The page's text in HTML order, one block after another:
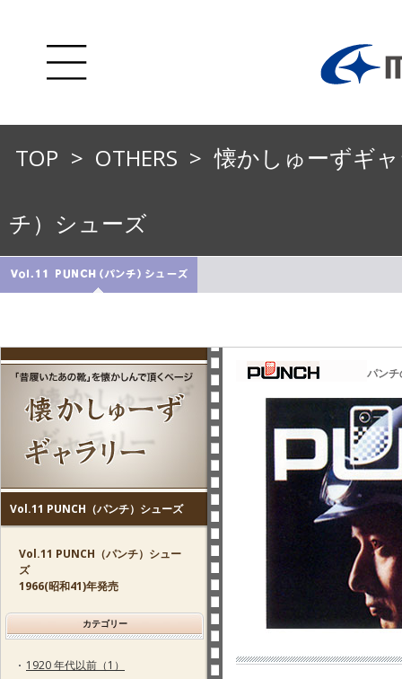
TOP > OTHERS > 懐かしゅーずギ
チ）シューズ
Vol.11 PUNCH（パンチ）シューズ
Vol.11 PUNCH（パンチ）シュー
ズ
1966(昭和41)年発売
カテゴリー
1920 年代以前（1）
パン